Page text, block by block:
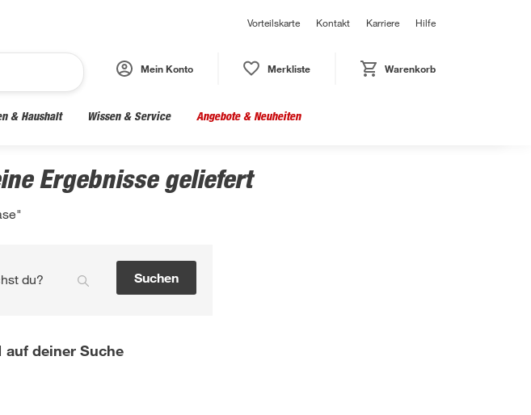
Vorteilskarte Kontakt Karriere Hilfe
Mein Konto Merkliste Warenkorb
& Haushalt Wissen & Service Angebote & Neuheiten
Ergebnisse geliefert
du? Suchen
auf deiner Suche